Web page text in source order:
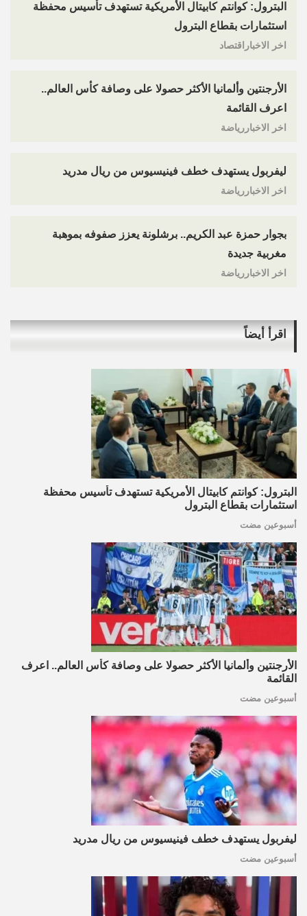
البترول: كوانتم كابيتال الأمريكية تستهدف تأسيس محفظة
استثمارات بقطاع البترول
اخر الاخباراقتصاد
الأرجنتين وألمانيا الأكثر حصولا على وصافة كأس العالم..
اعرف القائمة
اخر الاخباررياضة
ليفربول يستهدف خطف فينيسيوس من ريال مدريد
اخر الاخباررياضة
بجوار حمزة عبد الكريم.. برشلونة يعزز صفوفه بموهبة
مغربية جديدة
اخر الاخباررياضة
اقرأ أيضاً
البترول: كوانتم كابيتال الأمريكية تستهدف تأسيس محفظة
استثمارات بقطاع البترول
أسبوعين مضت
الأرجنتين وألمانيا الأكثر حصولا على وصافة كأس العالم.. اعرف
القائمة
أسبوعين مضت
ليفربول يستهدف خطف فينيسيوس من ريال مدريد
أسبوعين مضت